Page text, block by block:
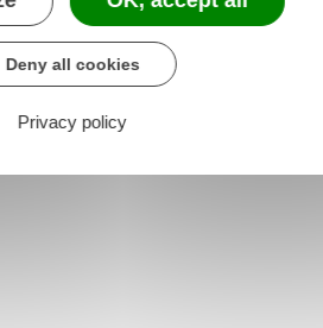
Deny all cookies
Privacy policy